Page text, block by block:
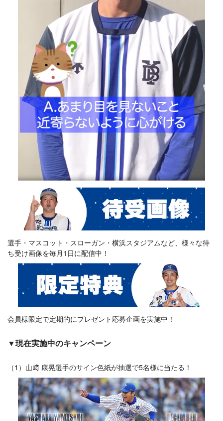
選手・マスコット・スローガン・横浜スタジアムなど、様々な待
ち受け画像を毎月1日に配信中！
会員様限定で定期的にプレゼント応募企画を実施中！
▼現在実施中のキャンペーン
（1）山﨑 康晃選手のサイン色紙が抽選で5名様に当たる！